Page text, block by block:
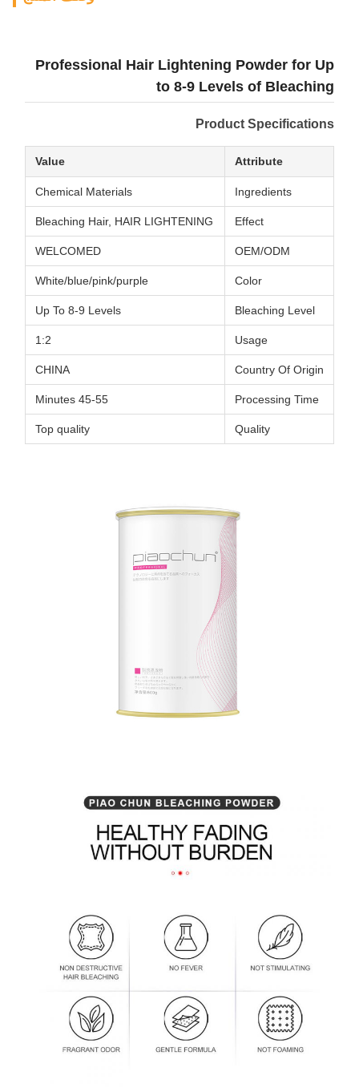
Professional Hair Lightening Powder for Up
to 8-9 Levels of Bleaching
Product Specifications
Attribute
Value
Ingredients
Chemical Materials
Effect
Bleaching Hair, HAIR LIGHTENING
OEM/ODM
WELCOMED
Color
White/blue/pink/purple
Bleaching Level
Up To 8-9 Levels
Usage
1:2
Country Of Origin
CHINA
Processing Time
45-55 Minutes
Quality
Top quality